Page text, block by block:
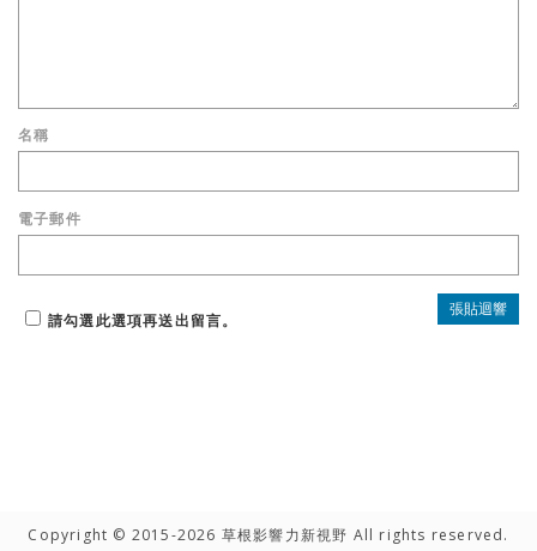
名稱
電子郵件
請勾選此選項再送出留言。
Copyright © 2015-2026 草根影響力新視野 All rights reserved.